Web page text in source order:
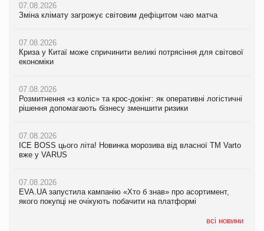
07.08.2026
Зміна клімату загрожує світовим дефіцитом чаю матча
07.08.2026
Криза у Китаї може спричинити великі потрясіння для світової
економіки
07.08.2026
Розмитнення «з коліс» та крос-докінг: як оперативні логістичні
рішення допомагають бізнесу зменшити ризики
07.08.2026
ICE BOSS цього літа! Новинка морозива від власної ТМ Varto
вже у VARUS
07.08.2026
EVA.UA запустила кампанію «Хто б знав» про асортимент,
якого покупці не очікують побачити на платформі
всі новини
07.08.2026
Зміна клімату загрожує світовим дефіцитом чаю матча
07.08.2026
Криза у Китаї може спричинити великі потрясіння для світової
економіки
07.08.2026
Розмитнення «з коліс» та крос-докінг: як оперативні логістичні
рішення допомагають бізнесу зменшити ризики
07.08.2026
ICE BOSS цього літа! Новинка морозива від власної ТМ Varto
вже у VARUS
07.08.2026
EVA.UA запустила кампанію «Хто б знав» про асортимент,
якого покупці не очікують побачити на платформі
07.08.2026
Зміна клімату загрожує світовим дефіцитом чаю матча
07.08.2026
Криза у Китаї може спричинити великі потрясіння для світової
економіки
07.08.2026
Kraft Heinz скоротила збиток у першому півріччі
Продажі Hugo Boss впали на 9%